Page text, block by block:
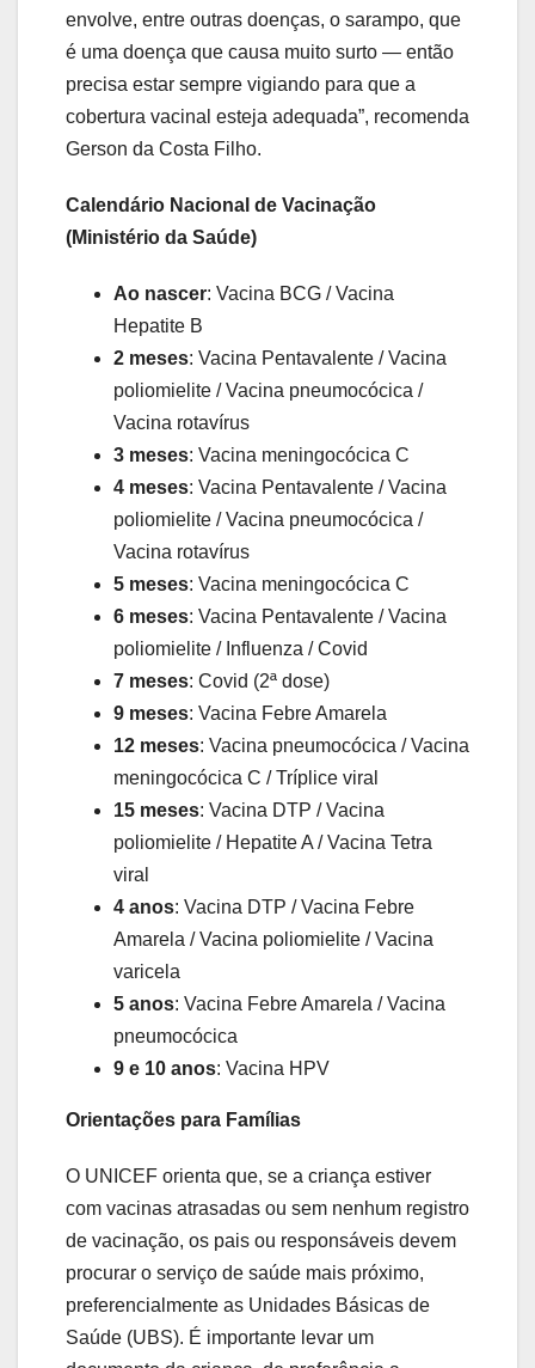
envolve, entre outras doenças, o sarampo, que
é uma doença que causa muito surto — então
precisa estar sempre vigiando para que a
cobertura vacinal esteja adequada”, recomenda
Gerson da Costa Filho.
Calendário Nacional de Vacinação
(Ministério da Saúde)
Ao nascer: Vacina BCG / Vacina
Hepatite B
2 meses: Vacina Pentavalente / Vacina
poliomielite / Vacina pneumocócica /
Vacina rotavírus
3 meses: Vacina meningocócica C
4 meses: Vacina Pentavalente / Vacina
poliomielite / Vacina pneumocócica /
Vacina rotavírus
5 meses: Vacina meningocócica C
6 meses: Vacina Pentavalente / Vacina
poliomielite / Influenza / Covid
7 meses: Covid (2ª dose)
9 meses: Vacina Febre Amarela
12 meses: Vacina pneumocócica / Vacina
meningocócica C / Tríplice viral
15 meses: Vacina DTP / Vacina
poliomielite / Hepatite A / Vacina Tetra
viral
4 anos: Vacina DTP / Vacina Febre
Amarela / Vacina poliomielite / Vacina
varicela
5 anos: Vacina Febre Amarela / Vacina
pneumocócica
9 e 10 anos: Vacina HPV
Orientações para Famílias
O UNICEF orienta que, se a criança estiver
com vacinas atrasadas ou sem nenhum registro
de vacinação, os pais ou responsáveis devem
procurar o serviço de saúde mais próximo,
preferencialmente as Unidades Básicas de
Saúde (UBS). É importante levar um